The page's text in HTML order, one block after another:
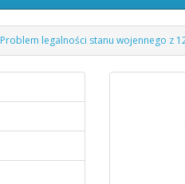
Problem legalności stanu wojennego z